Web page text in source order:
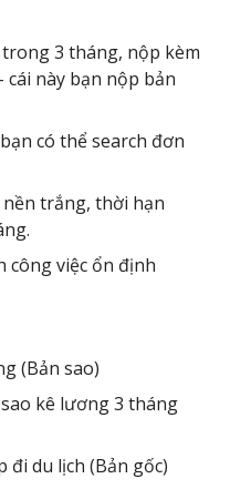
3 tháng, nộp kèm
cái này bạn nộp bản
có thể search đơn
nền trắng, thời hạn
công việc ổn định
(Bản sao)
kê lương 3 tháng
du lịch (Bản gốc)